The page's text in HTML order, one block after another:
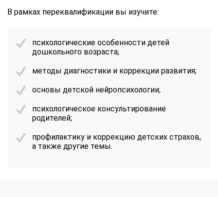
В рамках переквалификации вы изучите:
психологические особенности детей
дошкольного возраста;
методы диагностики и коррекции развития;
основы детской нейропсихологии;
психологическое консультирование
родителей;
профилактику и коррекцию детских страхов,
а также другие темы.
ChatApp
Мессенджеры
Свяжитесь с нами через любой удобный мессенджер!
Vkontakte
Max